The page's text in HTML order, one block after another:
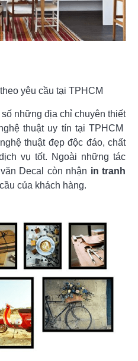
yêu cầu tại TPHCM
những địa chỉ chuyên thiết
thuật uy tín tại TPHCM
thuật đẹp độc đáo, chất
vụ tốt. Ngoài những tác
Decal còn nhận in tranh
của khách hàng.